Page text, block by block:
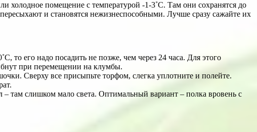
холодное помещение с температурой -1-3˚С. Там они сохранятся до
и становятся нежизнеспособными. Лучше сразу сажайте их
то его надо посадить не позже, чем через 24 часа. Для этого
при перемещении на клумбы.
Сверху все присыпьте торфом, слегка уплотните и полейте.
– там слишком мало света. Оптимальный вариант – полка вровень с